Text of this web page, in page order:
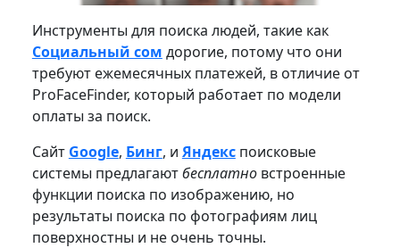
Инструменты для поиска людей, такие как
Социальный сом дорогие, потому что они
требуют ежемесячных платежей, в отличие от
ProFaceFinder, который работает по модели
оплаты за поиск.
Сайт Google, Бинг, и Яндекспоисковые
системы предлагаютбесплатно встроенные
функции поиска по изображению, но
результаты поиска по фотографиям лиц
поверхностны и не очень точны.